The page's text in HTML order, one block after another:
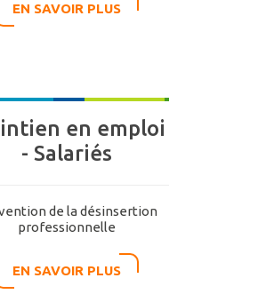
EN SAVOIR PLUS
en emploi
- Salariés
de la désinsertion
professionnelle
EN SAVOIR PLUS